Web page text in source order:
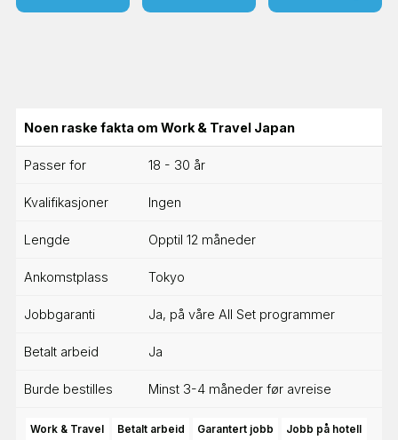
Noen raske fakta om Work & Travel Japan
Passer for 18 - 30 år
Kvalifikasjoner Ingen
Lengde Opptil 12 måneder
Ankomstplass Tokyo
Jobbgaranti Ja, på våre All Set programmer
Betalt arbeid Ja
Burde bestilles Minst 3-4 måneder før avreise
Work & Travel Betalt arbeid Garantert jobb Jobb på hotell